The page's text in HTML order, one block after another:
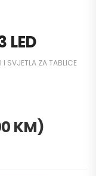
LED
I SVJETLA ZA TABLICE
KM)